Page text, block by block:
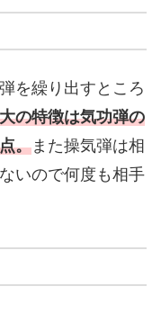
を繰り出すところ
の特徴は気功弾の
。また操気弾は相
いので何度も相手